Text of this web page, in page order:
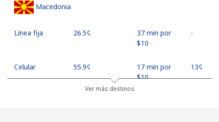
Macedonia
Línea fija ⁦26.5¢⁩
37 min por
⁦$10⁩
-
Celular ⁦55.9¢⁩
17 min por
⁦$10⁩
⁦13¢⁩
Ver más destinos